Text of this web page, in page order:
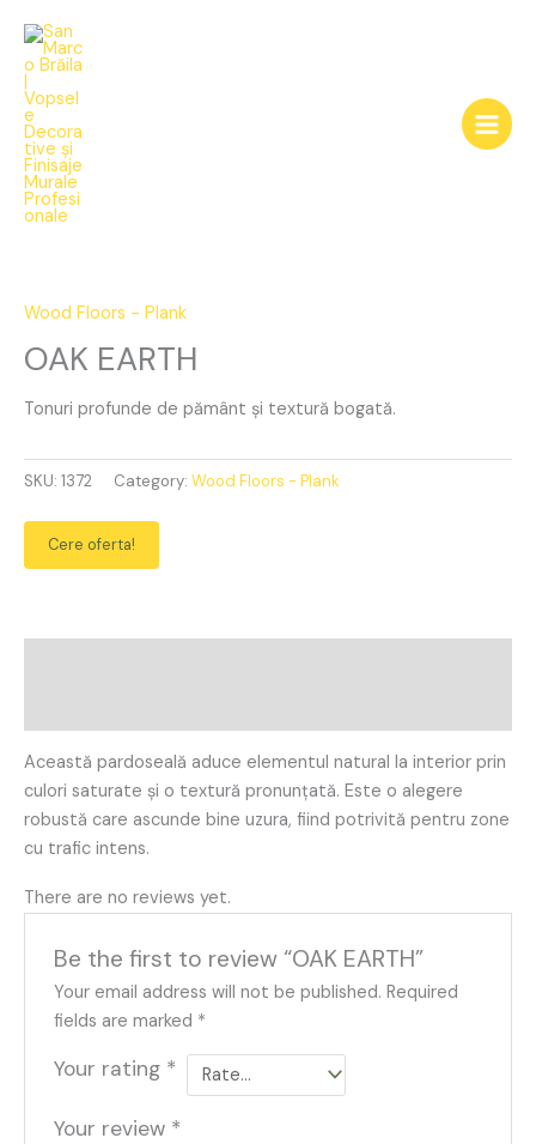
content
Wood Floors - Plank
OAK EARTH
Tonuri profunde de pământ și textură bogată.
quantity
SKU: 1372 Category: Wood Floors - Plank
Cere oferta!
Această pardoseală aduce elementul natural la interior prin
culori saturate și o textură pronunțată. Este o alegere
robustă care ascunde bine uzura, fiind potrivită pentru zone
cu trafic intens.
There are no reviews yet.
Be the first to review “OAK EARTH”
Your email address will not be published. Required
fields are marked *
Your rating *
Your review *